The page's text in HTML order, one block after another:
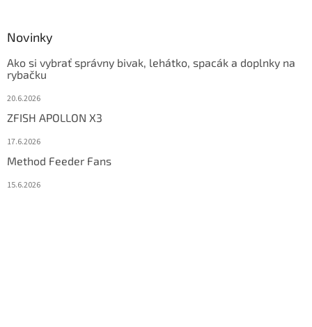
Novinky
Ako si vybrať správny bivak, lehátko, spacák a doplnky na
rybačku
20.6.2026
ZFISH APOLLON X3
17.6.2026
Method Feeder Fans
15.6.2026